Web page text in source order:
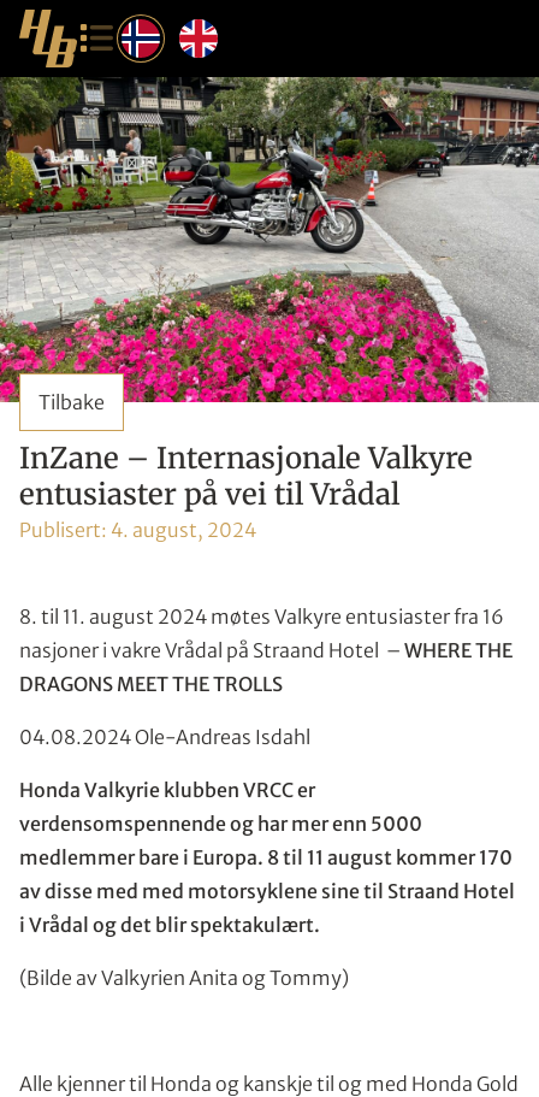
Tilbake
InZane – Internasjonale Valkyre
entusiaster på vei til Vrådal
Publisert: 4. august, 2024
8. til 11. august 2024 møtes Valkyre entusiaster fra 16
nasjoner i vakre Vrådal på Straand Hotel – WHERE THE
DRAGONS MEET THE TROLLS
04.08.2024 Ole-Andreas Isdahl
Honda Valkyrie klubben VRCC er
verdensomspennende og har mer enn 5000
medlemmer bare i Europa. 8 til 11 august kommer 170
av disse med med motorsyklene sine til Straand Hotel
i Vrådal og det blir spektakulært.
(Bilde av Valkyrien Anita og Tommy)
Alle kjenner til Honda og kanskje til og med Honda Gold